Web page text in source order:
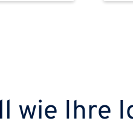
wie Ihre